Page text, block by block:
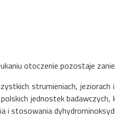
otoczenie pozostaje
strumieniach, jeziorach
jednostek badawczych,
stosowania